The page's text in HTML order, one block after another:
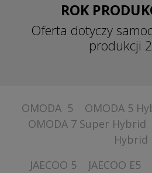
ROK
Oferta dotyczy
produkcji
OMODA 5 OMODA 5
OMODA 7 Super Hybrid
Hybrid
JAECOO 5
JAECOO E5